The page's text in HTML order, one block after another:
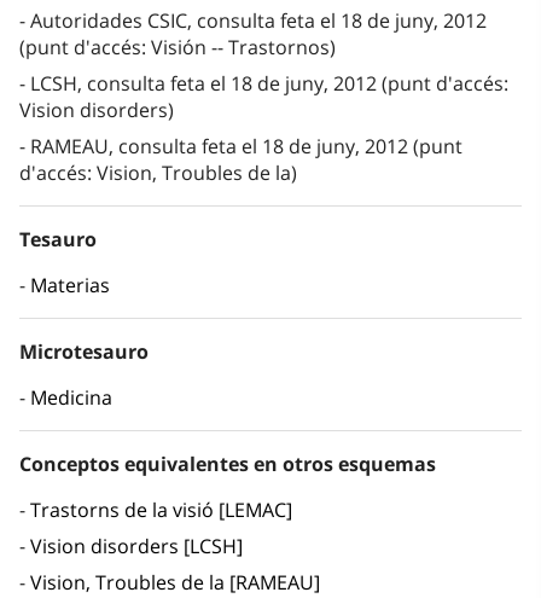
Autoridades CSIC, consulta feta el 18 de juny, 2012
(punt d'accés: Visión -- Trastornos)
LCSH, consulta feta el 18 de juny, 2012 (punt d'accés:
Vision disorders)
RAMEAU, consulta feta el 18 de juny, 2012 (punt
d'accés: Vision, Troubles de la)
Tesauro
Materias
Microtesauro
Medicina
Conceptos equivalentes en otros esquemas
Trastorns de la visió [LEMAC]
Vision disorders [LCSH]
Vision, Troubles de la [RAMEAU]